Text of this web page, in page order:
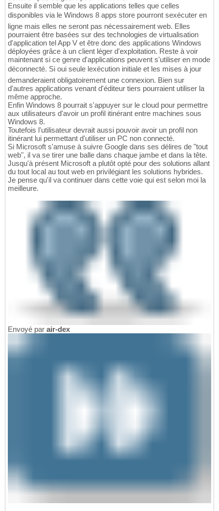
Ensuite il semble que les applications telles que celles
disponibles via le Windows 8 apps store pourront sexécuter en
ligne mais elles ne seront pas nécessairement web. Elles
pourraient être basées sur des technologies de virtualisation
d'application tel App V et être donc des applications Windows
déployées grâce à un client léger d'exploitation. Reste à voir
maintenant si ce genre d'applications peuvent s'utiliser en mode
déconnecté. Si oui seule lexécution initiale et les mises à jour
demanderaient obligatoirement une connexion. Bien sur
d'autres applications venant d'éditeur tiers pourraient utiliser la
même approche.
Enfin Windows 8 pourrait s'appuyer sur le cloud pour permettre
aux utilisateurs d'avoir un profil itinérant entre machines sous
Windows 8.
Toutefois l'utilisateur devrait aussi pouvoir avoir un profil non
itinérant lui permettant d'utiliser un PC non connecté.
Si Microsoft s'amuse à suivre Google dans ses délires de "tout
web", il va se tirer une balle dans chaque jambe et dans la tête.
Jusqu'à présent Microsoft a plutôt opté pour des solutions allant
du tout local au tout web en privilégiant les solutions hybrides.
Je pense qu'il va continuer dans cette voie qui est selon moi la
meilleure.
Envoyé par air-dex